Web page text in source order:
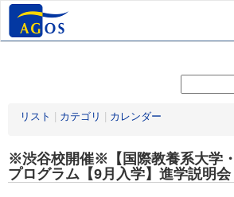
リスト カテゴリ カレンダー
※渋谷校開催※【国際教養系大学
プログラム【9月入学】進学説明会